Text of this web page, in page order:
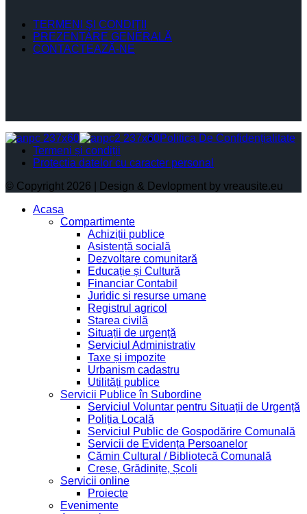
TERMENI ŞI CONDIŢII
PREZENTARE GENERALĂ
CONTACTEAZĂ-NE
Politica De Confidențialitate
Termeni și condiții
Protectia datelor cu caracter personal
© Copyright 2026 | Design & Devlopment by vreausite.eu
Acasa
Compartimente
Achiziții publice
Asistență socială
Dezvoltare comunitară
Educație și Cultură
Financiar Contabil
Juridic si resurse umane
Registrul agricol
Starea civilă
Situații de urgență
Serviciul Administrativ
Taxe și impozite
Urbanism cadastru
Utilități publice
Servicii Publice în Subordine
Serviciul Voluntar pentru Situații de Urgență
Poliția Locală
Serviciul Public de Gospodărire Comunală
Servicii de Evidența Persoanelor
Cămin Cultural / Bibliotecă Comunală
Creșe, Grădinițe, Școli
Servicii online
Proiecte
Evenimente